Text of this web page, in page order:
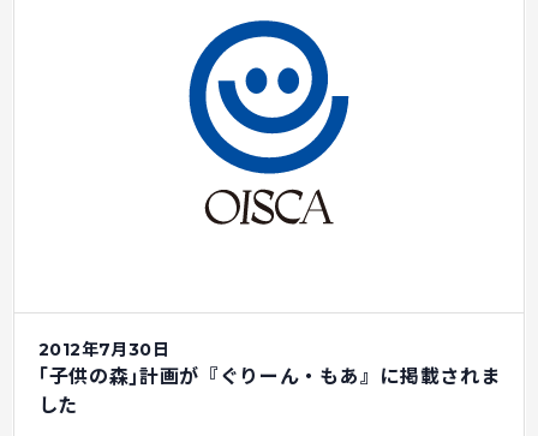
2012年7月30日
｢子供の森｣計画が『ぐりーん・もあ』に掲載されま
した